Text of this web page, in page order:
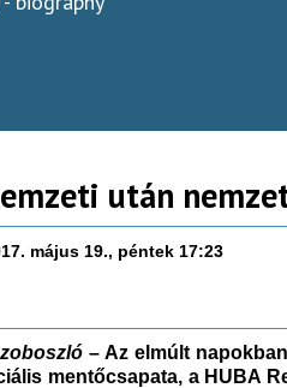
után
május 19., péntek 17:23
– Az elmúlt
mentőcsapata, a HUBA